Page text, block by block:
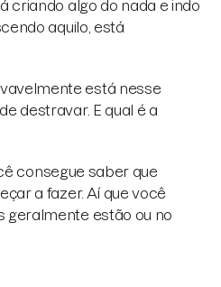
criando algo do nada e indo
aquilo, está
está nesse
destravar. E qual é a
consegue saber que
a fazer. Aí que você
geralmente estão ou no